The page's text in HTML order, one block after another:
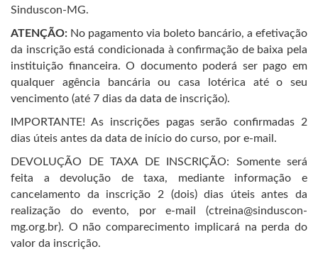
Sinduscon-MG.
ATENÇÃO: No pagamento via boleto bancário, a efetivação
da inscrição está condicionada à confirmação de baixa pela
instituição financeira. O documento poderá ser pago em
qualquer agência bancária ou casa lotérica até o seu
vencimento (até 7 dias da data de inscrição).
IMPORTANTE! As inscrições pagas serão confirmadas 2
dias úteis antes da data de início do curso, por e-mail.
DEVOLUÇÃO DE TAXA DE INSCRIÇÃO: Somente será
feita a devolução de taxa, mediante informação e
cancelamento da inscrição 2 (dois) dias úteis antes da
realização do evento, por e-mail (ctreina@sinduscon-
mg.org.br). O não comparecimento implicará na perda do
valor da inscrição.